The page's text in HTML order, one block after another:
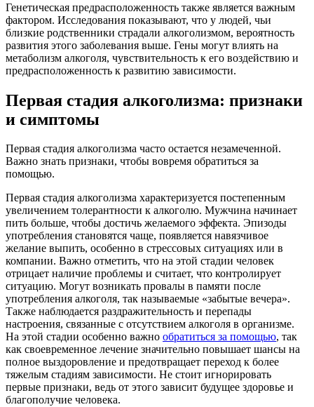
Генетическая предрасположенность также является важным
фактором. Исследования показывают, что у людей, чьи
близкие родственники страдали алкоголизмом, вероятность
развития этого заболевания выше. Гены могут влиять на
метаболизм алкоголя, чувствительность к его воздействию и
предрасположенность к развитию зависимости.
Первая стадия алкоголизма: признаки
и симптомы
Первая стадия алкоголизма часто остается незамеченной.
Важно знать признаки, чтобы вовремя обратиться за
помощью.
Первая стадия алкоголизма характеризуется постепенным
увеличением толерантности к алкоголю. Мужчина начинает
пить больше, чтобы достичь желаемого эффекта. Эпизоды
употребления становятся чаще, появляется навязчивое
желание выпить, особенно в стрессовых ситуациях или в
компании. Важно отметить, что на этой стадии человек
отрицает наличие проблемы и считает, что контролирует
ситуацию. Могут возникать провалы в памяти после
употребления алкоголя, так называемые «забытые вечера».
Также наблюдается раздражительность и перепады
настроения, связанные с отсутствием алкоголя в организме.
На этой стадии особенно важно обратиться за помощью, так
как своевременное лечение значительно повышает шансы на
полное выздоровление и предотвращает переход к более
тяжелым стадиям зависимости. Не стоит игнорировать
первые признаки, ведь от этого зависит будущее здоровье и
благополучие человека.